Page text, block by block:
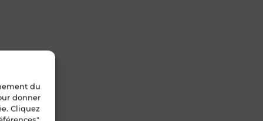
du
donner
Cliquez